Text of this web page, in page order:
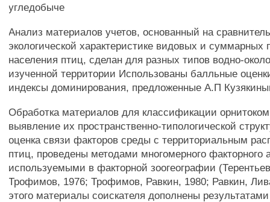
угледобыче
Анализ материалов учетов, основанный на
экологической характеристике видовых и суммарных
населения птиц, сделан для разных типов водно-
изученной территории Использованы балльные
индексы доминирования, предложенные А.П
Обработка материалов для классификации
выявление их пространственно-типологической
оценка связи факторов среды с территориальным
птиц, проведены методами многомерного факторного
используемыми в факторной зоогеографии
Трофимов, 1976; Трофимов, Равкин, 1980; Равкин,
этого материалы соискателя дополнены